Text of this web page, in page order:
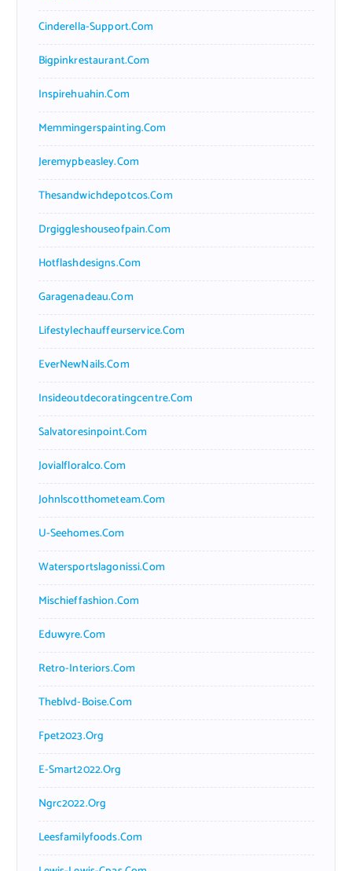
Cinderella-Support.com
Bigpinkrestaurant.com
Inspirehuahin.com
Memmingerspainting.com
Jeremypbeasley.com
Thesandwichdepotcos.com
Drgiggleshouseofpain.com
Hotflashdesigns.com
Garagenadeau.com
Lifestylechauffeurservice.com
EverNewNails.com
Insideoutdecoratingcentre.com
Salvatoresinpoint.com
Jovialfloralco.com
Johnlscotthometeam.com
U-Seehomes.com
Watersportslagonissi.com
Mischieffashion.com
Eduwyre.com
Retro-Interiors.com
Theblvd-Boise.com
Fpet2023.org
E-Smart2022.org
Ngrc2022.org
Leesfamilyfoods.com